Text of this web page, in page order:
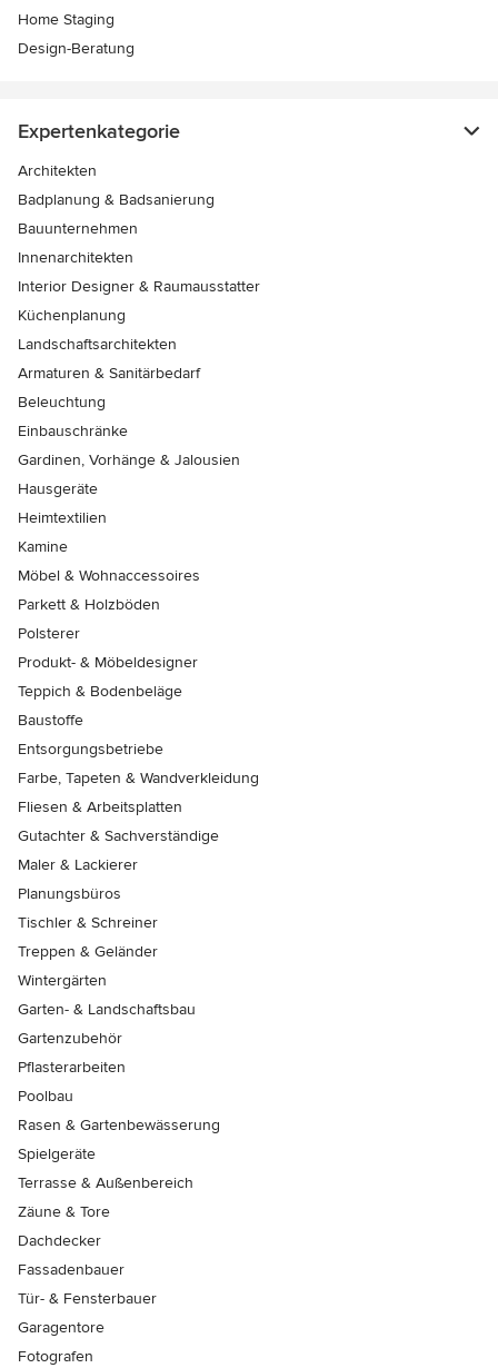
Home Staging
Design-Beratung
Expertenkategorie
Architekten
Badplanung & Badsanierung
Bauunternehmen
Innenarchitekten
Interior Designer & Raumausstatter
Küchenplanung
Landschaftsarchitekten
Armaturen & Sanitärbedarf
Beleuchtung
Einbauschränke
Gardinen, Vorhänge & Jalousien
Hausgeräte
Heimtextilien
Kamine
Möbel & Wohnaccessoires
Parkett & Holzböden
Polsterer
Produkt- & Möbeldesigner
Teppich & Bodenbeläge
Baustoffe
Entsorgungsbetriebe
Farbe, Tapeten & Wandverkleidung
Fliesen & Arbeitsplatten
Gutachter & Sachverständige
Maler & Lackierer
Planungsbüros
Tischler & Schreiner
Treppen & Geländer
Wintergärten
Garten- & Landschaftsbau
Gartenzubehör
Pflasterarbeiten
Poolbau
Rasen & Gartenbewässerung
Spielgeräte
Terrasse & Außenbereich
Zäune & Tore
Dachdecker
Fassadenbauer
Tür- & Fensterbauer
Garagentore
Fotografen